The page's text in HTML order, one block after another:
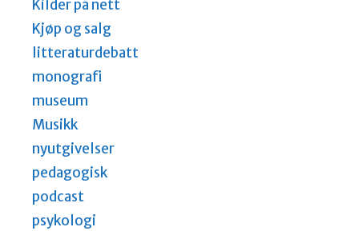
Kilder på nett
Kjøp og salg
litteraturdebatt
monografi
museum
Musikk
nyutgivelser
pedagogisk
podcast
psykologi